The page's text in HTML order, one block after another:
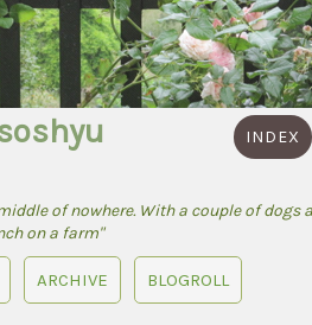
INDEX
of nowhere. With a couple of dogs
on a farm"
ARCHIVE BLOGROLL